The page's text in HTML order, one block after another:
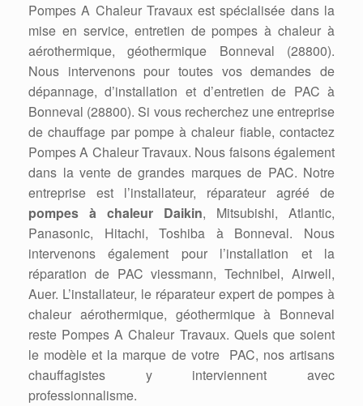
Pompes A Chaleur Travaux est spécialisée dans la
mise en service, entretien de pompes à chaleur à
aérothermique, géothermique Bonneval (28800).
Nous intervenons pour toutes vos demandes de
dépannage, d’installation et d’entretien de PAC à
Bonneval (28800). Si vous recherchez une entreprise
de chauffage par pompe à chaleur fiable, contactez
Pompes A Chaleur Travaux. Nous faisons également
dans la vente de grandes marques de PAC. Notre
entreprise est l’installateur, réparateur agréé de
pompes à chaleur Daikin, Mitsubishi, Atlantic,
Panasonic, Hitachi, Toshiba à Bonneval. Nous
intervenons également pour l’installation et la
réparation de PAC viessmann, Technibel, Airwell,
Auer. L’installateur, le réparateur expert de pompes à
chaleur aérothermique, géothermique à Bonneval
reste Pompes A Chaleur Travaux. Quels que soient
le modèle et la marque de votre PAC, nos artisans
chauffagistes y interviennent avec
professionnalisme.